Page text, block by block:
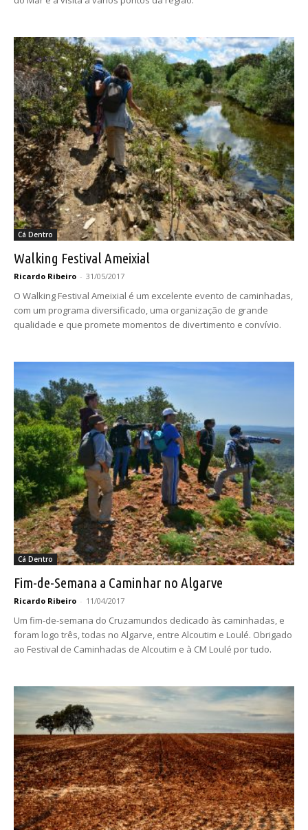
Cá Dentro
Walking Festival Ameixial
Ricardo Ribeiro - 31/05/2017
O Walking Festival Ameixial é um excelente evento de caminhadas,
com um programa diversificado, uma organização de grande
qualidade e que promete momentos de divertimento e convívio.
Cá Dentro
Fim-de-Semana a Caminhar no Algarve
Ricardo Ribeiro - 11/04/2017
Um fim-de-semana do Cruzamundos dedicado às caminhadas, e
foram logo três, todas no Algarve, entre Alcoutim e Loulé. Obrigado
ao Festival de Caminhadas de Alcoutim e à CM Loulé por tudo.